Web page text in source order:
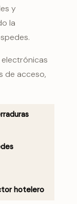
y
la
de acceso,
hotelero